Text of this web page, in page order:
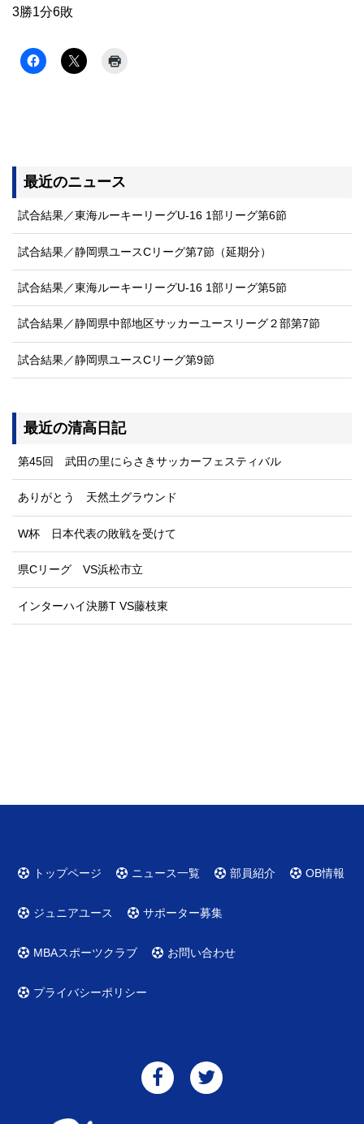
3勝1分6敗
最近のニュース
試合結果／東海ルーキーリーグU-16 1部リーグ第6節
試合結果／静岡県ユースCリーグ第7節（延期分）
試合結果／東海ルーキーリーグU-16 1部リーグ第5節
試合結果／静岡県中部地区サッカーユースリーグ２部第7節
試合結果／静岡県ユースCリーグ第9節
最近の清高日記
第45回 武田の里にらさきサッカーフェスティバル
ありがとう 天然土グラウンド
W杯 日本代表の敗戦を受けて
県Cリーグ VS浜松市立
インターハイ決勝T VS藤枝東
トップページ ニュース一覧 部員紹介 OB情報
ジュニアユース サポーター募集
MBAスポーツクラブ お問い合わせ
プライバシーポリシー